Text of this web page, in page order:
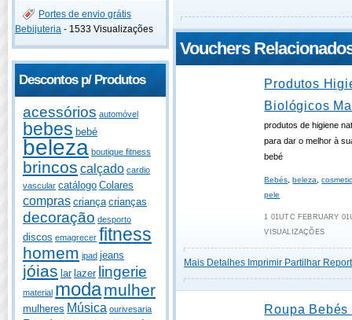
Portes de envio grátis
Bebijuteria - 1533 Visualizações
Descontos p/ Produtos
acessórios automóvel
bebes bebé
beleza boutique fitness
brincos calçado cardio
vascular catálogo Colares
compras criança crianças
decoração desporto
discos emagrecer fitness
homem ipad jeans
jóias lar lazer lingerie
material modamulher
mulheres Música ourivesaria
Vouchers
Produtos
Biológicos
produtos de higiene
para dar o melhor à
bebé
Bebés ,beleza ,
pele
1 01UTC FEBRUARY
VISUALIZAÇÕES
Mais Detalhes Imprimir Partilhar
Roupa Bebés